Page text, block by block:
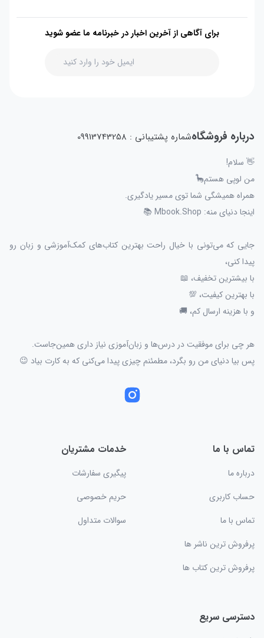
برای آگاهی از آخرین اخبار در خبرنامه ما عضو شوید
درباره فروشگاهشماره پشتیبانی : 09913743258
👋 سلام!
من لوپی هستم🦕
همراه همیشگی شما توی مسیر یادگیری.
اینجا دنیای منه: Mbook.Shop 📚
جایی که می‌تونی با خیال راحت بهترین کتاب‌های کمک‌آموزشی و زبان رو
پیدا کنی،
با بیشترین تخفیف، 📖
با بهترین کیفیت، 💯
و با هزینه ارسال کم، 🚚
هر چی برای موفقیت در درس‌ها و زبان‌آموزی نیاز داری همین‌جاست.
پس بیا دنیای من رو بگرد، مطمئنم چیزی پیدا می‌کنی که به کارت بیاد 😉
تماس با ما
درباره ما
حساب کاربری
تماس با ما
پرفروش ترین ناشر ها
پرفروش ترین کتاب ها
خدمات مشتریان
پیگیری سفارشات
حریم خصوصی
سوالات متداول
دسترسی سریع